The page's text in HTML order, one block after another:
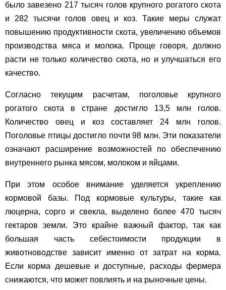
было завезено 217 тысяч голов крупного рогатого скота
и 282 тысячи голов овец и коз. Такие меры служат
повышению продуктивности скота, увеличению объемов
производства мяса и молока. Проще говоря, должно
расти не только количество скота, но и улучшаться его
качество.
Согласно текущим расчетам, поголовье крупного
рогатого скота в стране достигло 13,5 млн голов.
Количество овец и коз составляет 24 млн голов.
Поголовье птицы достигло почти 98 млн. Эти показатели
означают расширение возможностей по обеспечению
внутреннего рынка мясом, молоком и яйцами.
При этом особое внимание уделяется укреплению
кормовой базы. Под кормовые культуры, такие как
люцерна, сорго и свекла, выделено более 470 тысяч
гектаров земли. Это крайне важный фактор, так как
большая часть себестоимости продукции в
животноводстве зависит именно от затрат на корма.
Если корма дешевые и доступные, расходы фермера
снижаются, что может повлиять и на рыночные цены.